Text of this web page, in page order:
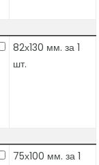
82х130 мм. за 1
шт.
75х100 мм. за 1